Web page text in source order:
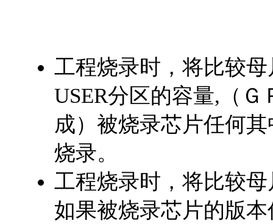
工程烧录时，将比较
USER分区的容量,（
成）被烧录芯片任何
烧录。
工程烧录时，将比较
如果被烧录芯片的版